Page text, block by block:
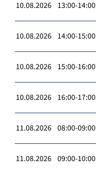
10.08.2026 13:00-14:00
10.08.2026 14:00-15:00
10.08.2026 15:00-16:00
10.08.2026 16:00-17:00
11.08.2026 08:00-09:00
11.08.2026 09:00-10:00